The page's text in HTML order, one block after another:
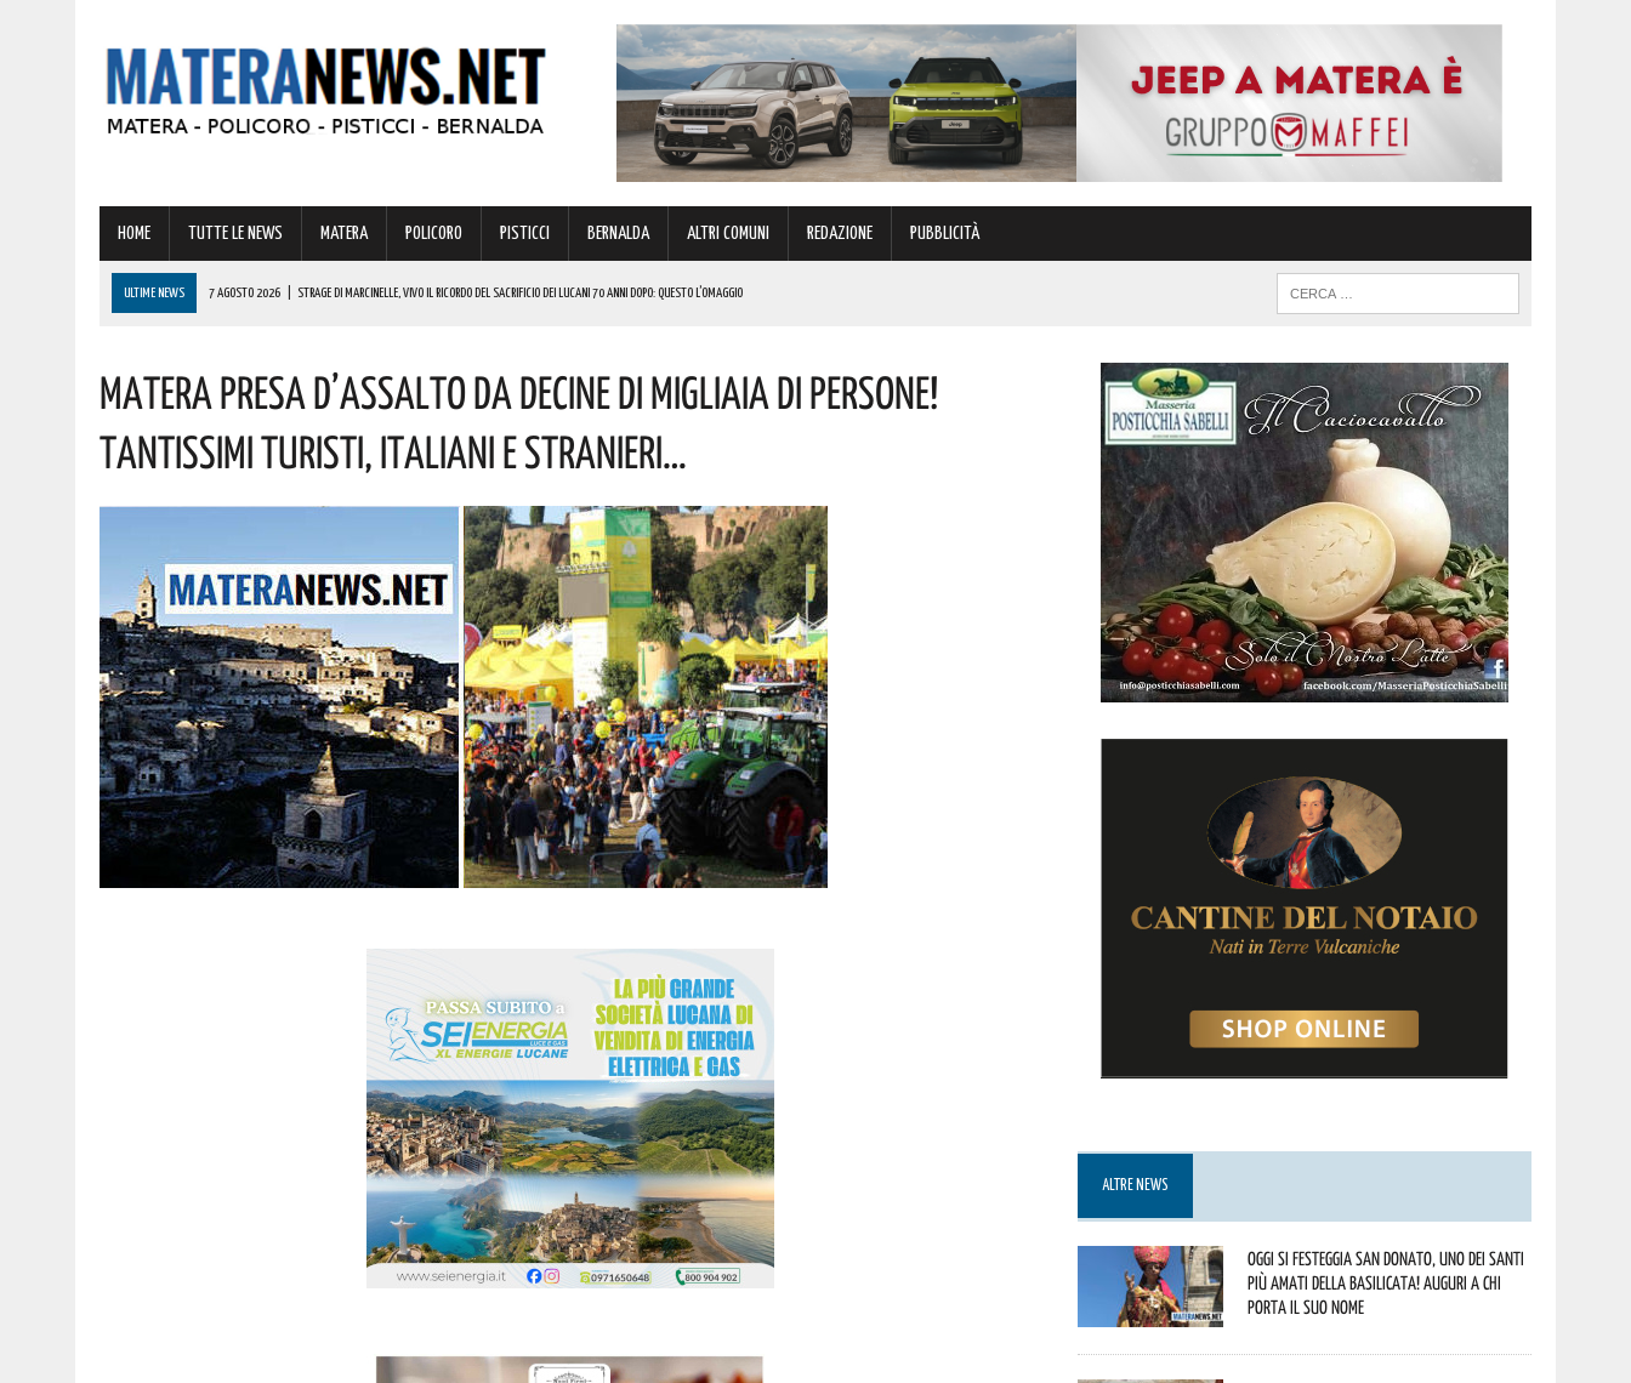
HOME TUTTE LE NEWS MATERA POLICORO PISTICCI BERNALDA ALTRI COMUNI REDAZIONE PUBBLICITÀ
ULTIME NEWS 7 AGOSTO 2026 STRAGE DI MARCINELLE, VIVO IL RICORDO DEL SACRIFICIO DEI LUCANI 70 ANNI DOPO: QUESTO L’OMAGGIO
AD ALIANO LA BANDABARDÒ IN CONCERTO. L’INGRESSO È GRATUITO
7 AGOSTO 2026 LOTTA ALLE FRODI AGROALIMENTARI: VANTAGGI CONCRETI PER I CONSUMATORI LUCANI. LE NOVITÀ
7 AGOSTO 2026 | A FERRANDINA CINQUE SERATE DI GRANDE MUSICA, CON UN PROGRAMMA CHE UNISCE LA SCENA ITALIANA A QUELLA INTERNAZIONALE. GLI APPUNTAMENTI IMPERDIBILI
Matera Presa D’assalto Da Decine Di Migliaia Di Persone!
Tantissimi Turisti, Italiani E Stranieri…
ALTRE NEWS
Oggi si festeggia San Donato, uno dei Santi
più amati della Basilicata! Auguri a chi
porta il suo nome